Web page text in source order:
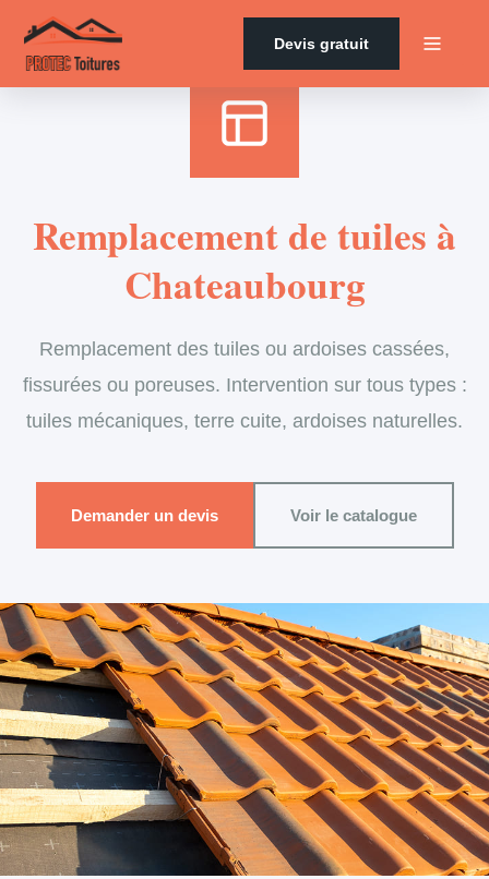
Devis gratuit
Remplacement de tuiles à
Chateaubourg
Remplacement des tuiles ou ardoises cassées,
fissurées ou poreuses. Intervention sur tous types :
tuiles mécaniques, terre cuite, ardoises naturelles.
Demander un devis Voir le catalogue